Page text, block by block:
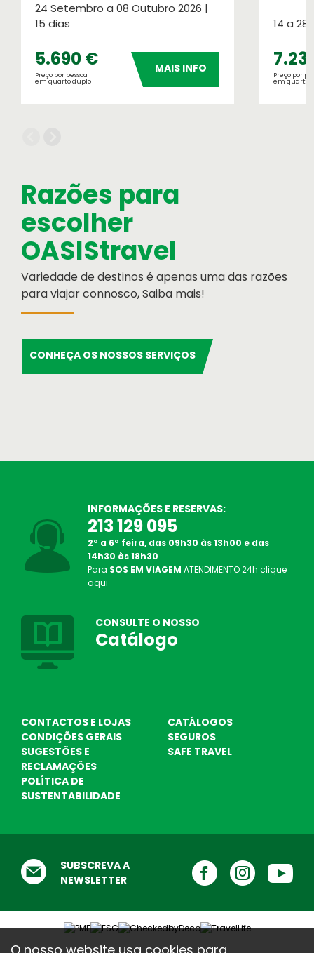
Linha de Apoio em viagem
Escolha o seu destino de praia ! Nós
ajudamos ...
Oasis Corporate
Empresas e viagens de incentivo
Testemunhos
O que dizem de nós
24 Setembro a 08 Outubro 2026 |
15 dias
5.690 €
Preço por pessoa
em quarto duplo
MAIS INFO
14 a 28
Preço por
em quarto
Razões para
escolher
OASIStravel
Variedade de destinos é apenas uma das razões
para viajar connosco, Saiba mais!
CONHEÇA OS NOSSOS SERVIÇOS
INFORMAÇÕES E RESERVAS:
213 129 095
2ª a 6ª feira, das 09h30 às 13h00 e das
14h30 às 18h30
Para SOS EM VIAGEM ATENDIMENTO24h clique
aqui
CONSULTE O NOSSO
Catálogo
CONTACTOS E LOJAS
CATÁLOGOS
CONDIÇÕES GERAIS
SEGUROS
SUGESTÕES E
RECLAMAÇÕES
SAFE TRAVEL
POLÍTICA DE
SUSTENTABILIDADE
SUBSCREVA A
NEWSLETTER